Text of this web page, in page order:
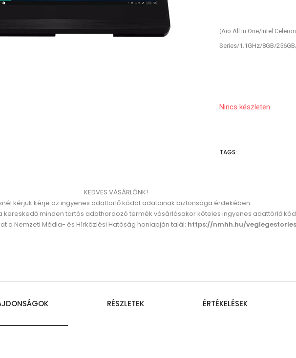
(Aio All In One/Intel
Series/1.1GHz/8GB/
Nincs készleten
TAGS:
KEDVES VÁSÁRLÓNK!
kérjük kérje az ingyenes adattörlő kódot adatainak biztonsága érdekében.
kereskedő minden tartós adathordozó termék vásárlásakor köteles ingyenes adattörlő
a Nemzeti Média- és Hírközlési Hatóság honlapján talál: https://nmhh.hu/veglegestorles
RÉSZLETEK ÉRTÉKELÉSEK